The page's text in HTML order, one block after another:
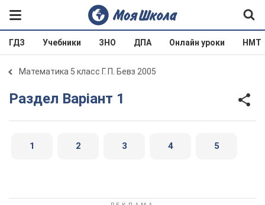
ГДЗ Учебники ЗНО ДПА Онлайн уроки НМТ
Математика 5 класс Г. П. Бевз 2005
Раздел Варіант 1
1 2 3 4 5